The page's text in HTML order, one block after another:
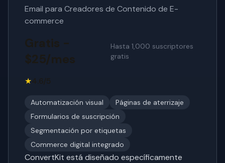
Email para Creadores de Contenido de E-
commerce
Gratis -
$25/mes
Hasta 1,000 suscriptores
gratis
★4.6/5
Automatización visual
Páginas de aterrizaje
Formularios de suscripción
Segmentación por etiquetas
Commerce digital integrado
ConvertKit está diseñado específicamente